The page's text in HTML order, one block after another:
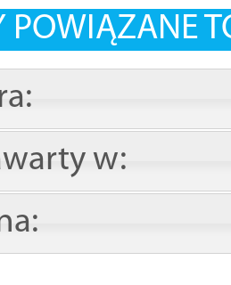
POWIĄZANE
w: